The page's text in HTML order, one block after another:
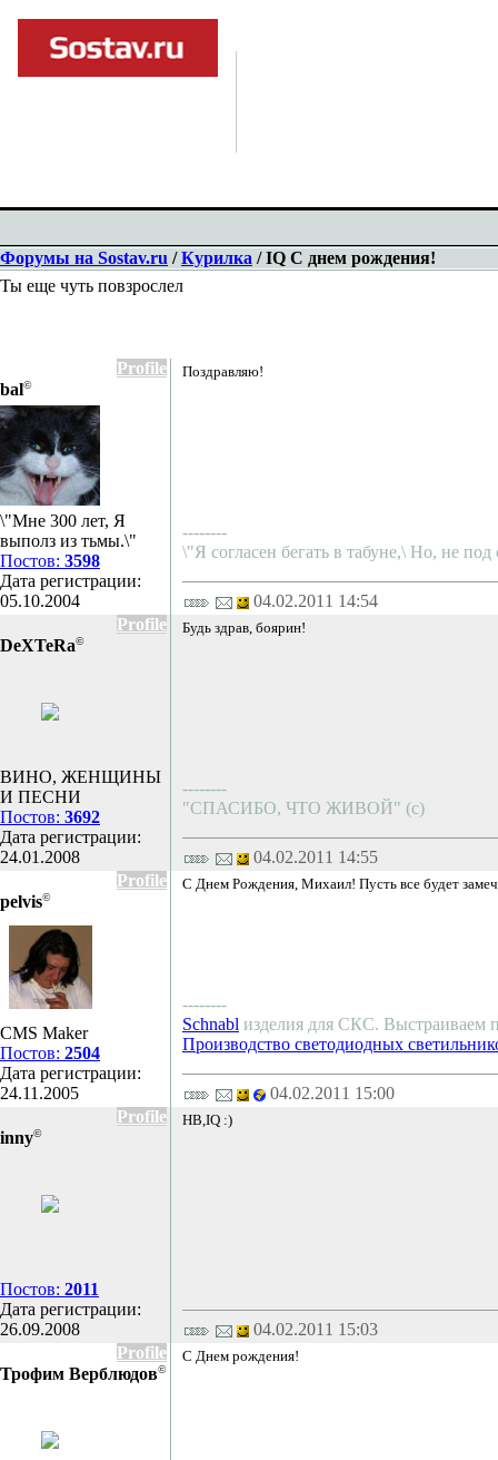
Форумы на Sostav.ru /Курилка / IQ C днем рождения!
Ты еще чуть повзрослел
Profile
bal©
\"Мне 300 лет, Я
выполз из тьмы.\"
Постов: 3598
Дата регистрации:
05.10.2004
Поздравляю!
--------
\"Я согласен бегать в табуне,\ Но, не
04.02.2011 14:54
Profile
DeXTeRа©
ВИНО, ЖЕНЩИНЫ
И ПЕСНИ
Постов: 3692
Дата регистрации:
24.01.2008
Будь здрав, боярин!
--------
"СПАСИБО, ЧТО ЖИВОЙ" (с)
04.02.2011 14:55
Profile
pelvis©
CMS Maker
Постов: 2504
Дата регистрации:
24.11.2005
С Днем Рождения, Михаил! Пусть все будет
--------
Schnabl изделия для СКС. Выстраиваем
Производство светодиодных
04.02.2011 15:00
Profile
inny©
Постов: 2011
Дата регистрации:
26.09.2008
HB,IQ :)
04.02.2011 15:03
Profile
Трофим Верблюдов©
С Днем рождения!